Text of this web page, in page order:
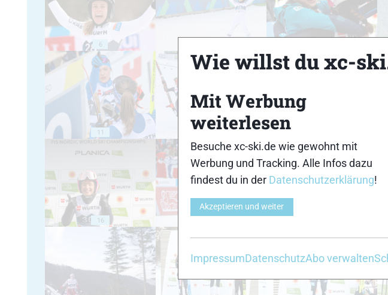
6
11 12
16
Wie willst du xc-
Mit Werbung
weiterlesen
Besuche xc-ski.de wie gewohnt mit
Werbung und Tracking. Alle Infos dazu
findest du in der Datenschutzerklärung!
Akzeptieren und weiter
ImpressumDatenschutzAbo verwalten